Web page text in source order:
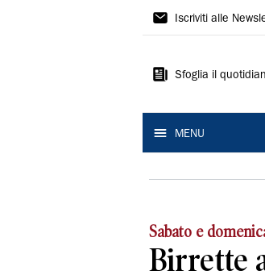
Gazzetta
Reggio
Iscriviti alle
Sfoglia il
MENU
Sabato e
Birrette